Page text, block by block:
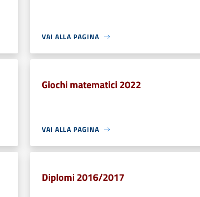
VAI ALLA PAGINA
Giochi matematici 2022
VAI ALLA PAGINA
Diplomi 2016/2017